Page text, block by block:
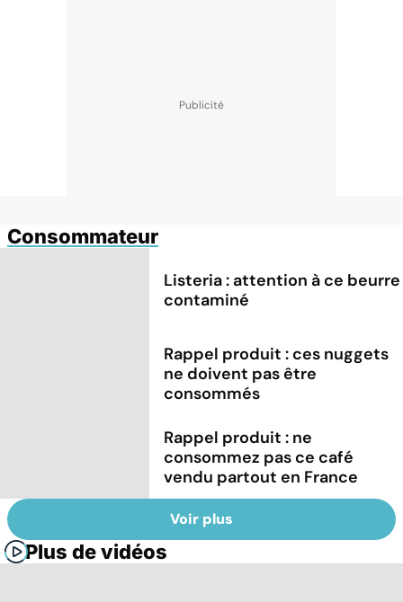
Consommateur
Listeria : attention à ce beurre
contaminé
Rappel produit : ces nuggets
ne doivent pas être
consommés
Rappel produit : ne
consommez pas ce café
vendu partout en France
Voir plus
Plus de vidéos